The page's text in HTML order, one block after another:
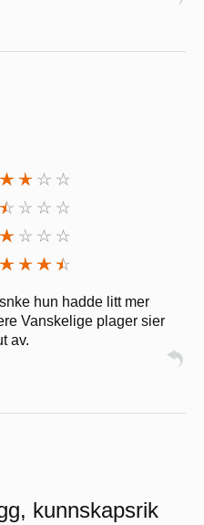
hun hadde litt mer
Vanskelige plager sier
av.
kunnskapsrik